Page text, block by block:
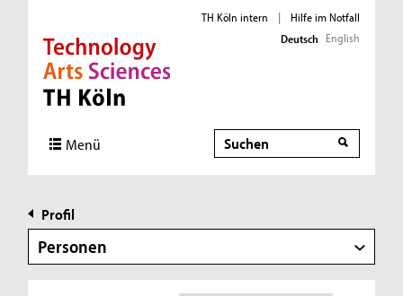
Direkt zur Hauptnavigation
Direkt zur Subnavigation
Direkt zum Inhalt
Direkt zum Fußbereich
TH Köln intern |
Hilfe im Notfall
Deutsch English
Menü Suche
Profil
Personen